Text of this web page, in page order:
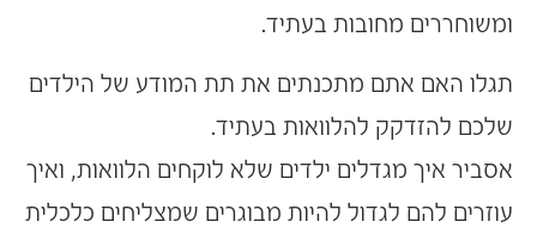
ומשוחררים מחובות בעתיד.
תגלו האם אתם מתכנתים את תת המודע של הילדים
שלכם להזדקק להלוואות בעתיד.
אסביר איך מגדלים ילדים שלא לוקחים הלוואות, ואיך
עוזרים להם לגדול להיות מבוגרים שמצליחים כלכלית